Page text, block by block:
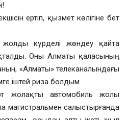
ертіп, қызмет көлігіне бет
күрделі жөндеу қайта
Оны Алматы қаласының
«Алматы» телеканалындағы
іштей риза болдым.
жолақты автомобиль жолы
магистральмен салыстырғанда